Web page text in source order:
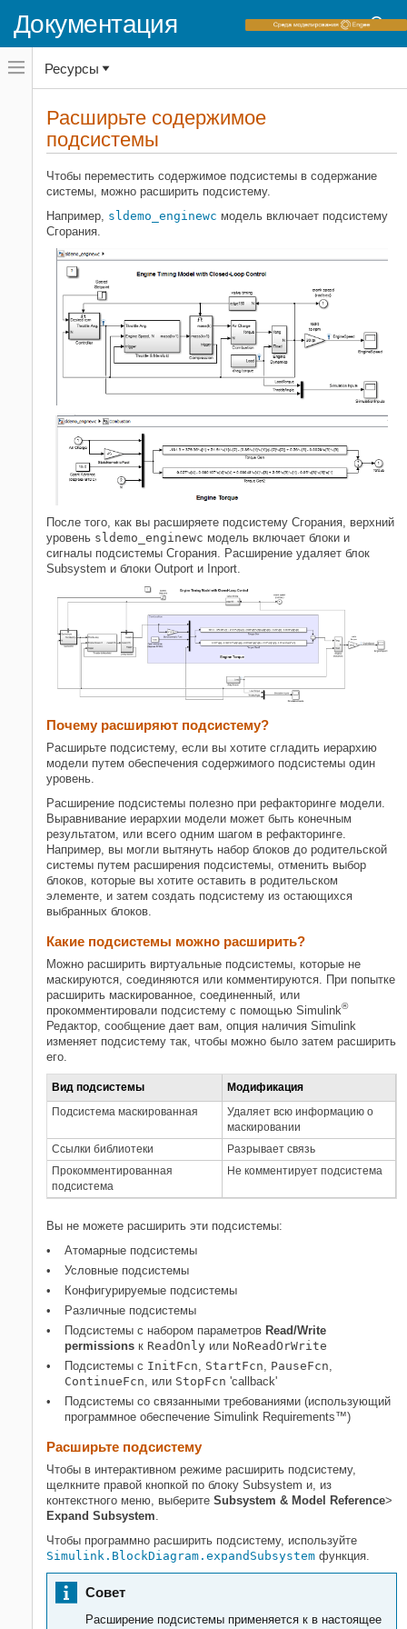
Документация
Переключатель
навигационного
меню
переключатель
навигационного
Simulink
Моделирование
Проектирование архитектуры модели
Подсистемы
Расширьте содержимое
подсистемы
НА ЭТОЙ СТРАНИЦЕ
Почему расширяют подсистему?
Какие подсистемы можно
расширить?
Расширьте подсистему
Результаты расширения подсистемы
Ресурсы
Расширьте содержимое
подсистемы
Чтобы переместить содержимое подсистемы в содержание
системы, можно расширить подсистему.
Например, sldemo_enginewc модель включает подсистему
Сгорания.
После того, как вы расширяете подсистему Сгорания, верхний
уровень sldemo_enginewc модель включает блоки и
сигналы подсистемы Сгорания. Расширение удаляет блок
Subsystem и блоки Outport и Inport.
Почему расширяют подсистему?
Расширьте подсистему, если вы хотите сгладить иерархию
модели путем обеспечения содержимого подсистемы один
уровень.
Расширение подсистемы полезно при рефакторинге модели.
Выравнивание иерархии модели может быть конечным
результатом, или всего одним шагом в рефакторинге.
Например, вы могли вытянуть набор блоков до родительской
системы путем расширения подсистемы, отменить выбор
блоков, которые вы хотите оставить в родительском
элементе, и затем создать подсистему из остающихся
выбранных блоков.
Какие подсистемы можно расширить?
Можно расширить виртуальные подсистемы, которые не
маскируются, соединяются или комментируются. При попытке
расширить маскированное, соединенный, или
прокомментировали подсистему с помощью Simulink®
Редактор, сообщение дает вам, опция наличия Simulink
изменяет подсистему так, чтобы можно было затем расширить
его.
Вид подсистемы
Модификация
Подсистема маскированная
Удаляет всю информацию о
маскировании
Ссылки библиотеки
Разрывает связь
Прокомментированная
подсистема
Не комментирует подсистема
Вы не можете расширить эти подсистемы:
Атомарные подсистемы
Условные подсистемы
Конфигурируемые подсистемы
Различные подсистемы
Подсистемы с набором параметров Read/Write
permissions к ReadOnly или NoReadOrWrite
Подсистемы с InitFcn StartFcn PauseFcn
ContinueFcn , или StopFcn 'callback'
Подсистемы со связанными требованиями (использующий
программное обеспечение Simulink Requirements™)
Расширьте подсистему
Чтобы в интерактивном режиме расширить подсистему,
щелкните правой кнопкой по блоку Subsystem и, из
контекстного меню, выберите Subsystem & Model Reference>
Expand Subsystem
Чтобы программно расширить подсистему, используйте
Simulink.BlockDiagram.expandSubsystem функция.
Совет
Расширение подсистемы применяется к в настоящее